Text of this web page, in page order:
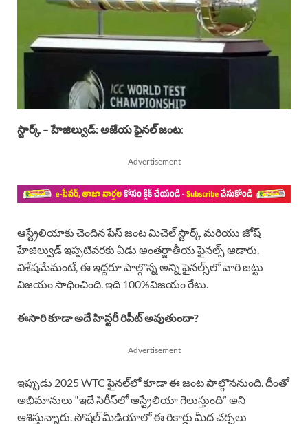
స్టార్క్ – హేజిల్వుడ్: అజేయ ఫైనల్ జంట:
Advertisement
ఆస్ట్రేలియాకు చెందిన పేస్ జంట మిచెల్ స్టార్క్ మరియు జోష్
హేజిల్వుడ్ ఇప్పటివరకు ఏడు అంతర్జాతీయ ఫైనల్స్ ఆడారు.
విశేషమేమంటే, ఈ ఇద్దరూ పాల్గొన్న అన్ని ఫైనల్స్‌లో వారి జట్టు
విజయం సాధించింది. ఇది 100%విజయం రేటు.
ఈసారి కూడా అదే హిస్టరీ రిపీట్ అవుతుందా?
Advertisement
ఇప్పుడు 2025 WTC ఫైనల్‌లో కూడా ఈ జంట పాల్గొననుంది. దీంతో
అభిమానులు “ఇదే సిరీస్‌లో ఆస్ట్రేలియా గెలుస్తుంది” అని
ఆశిస్తున్నారు. సోషల్ మీడియాలో ఈ రికార్డు మీద చర్చలు